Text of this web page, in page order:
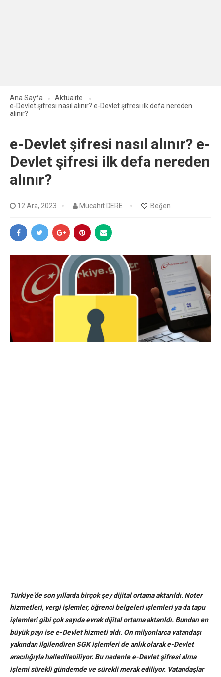
Ana Sayfa
Aktüalite
e-Devlet şifresi nasıl alınır? e-Devlet şifresi ilk defa nereden
alınır?
e-Devlet şifresi nasıl alınır? e-
Devlet şifresi ilk defa nereden
alınır?
12 Ara, 2023 Mücahit DERE Beğen
Türkiye’de son yıllarda birçok şey dijital ortama aktarıldı. Noter
hizmetleri, vergi işlemler, öğrenci belgeleri işlemleri ya da tapu
işlemleri gibi çok sayıda evrak dijital ortama aktarıldı. Bundan en
büyük payı ise e-Devlet hizmeti aldı. On milyonlarca vatandaşı
yakından ilgilendiren SGK işlemleri de anlık olarak e-Devlet
aracılığıyla halledilebiliyor. Bu nedenle e-Devlet şifresi alma
işlemi sürekli gündemde ve sürekli merak ediliyor. Vatandaşlar